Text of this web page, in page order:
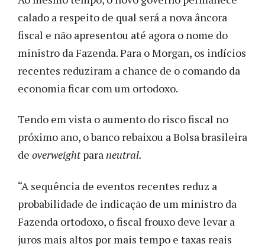
calado a respeito de qual será a nova âncora
fiscal e não apresentou até agora o nome do
ministro da Fazenda. Para o Morgan, os indícios
recentes reduziram a chance de o comando da
economia ficar com um ortodoxo.
Tendo em vista o aumento do risco fiscal no
próximo ano, o banco rebaixou a Bolsa brasileira
de overweightparaneutral.
“A sequência de eventos recentes reduz a
probabilidade de indicação de um ministro da
Fazenda ortodoxo, o fiscal frouxo deve levar a
juros mais altos por mais tempo e taxas reais